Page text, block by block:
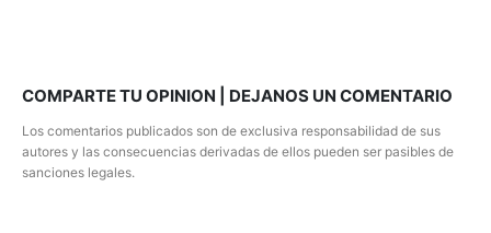
COMPARTE TU OPINION | DEJANOS UN COMENTARIO
Los comentarios publicados son de exclusiva responsabilidad de sus
autores y las consecuencias derivadas de ellos pueden ser pasibles de
sanciones legales.